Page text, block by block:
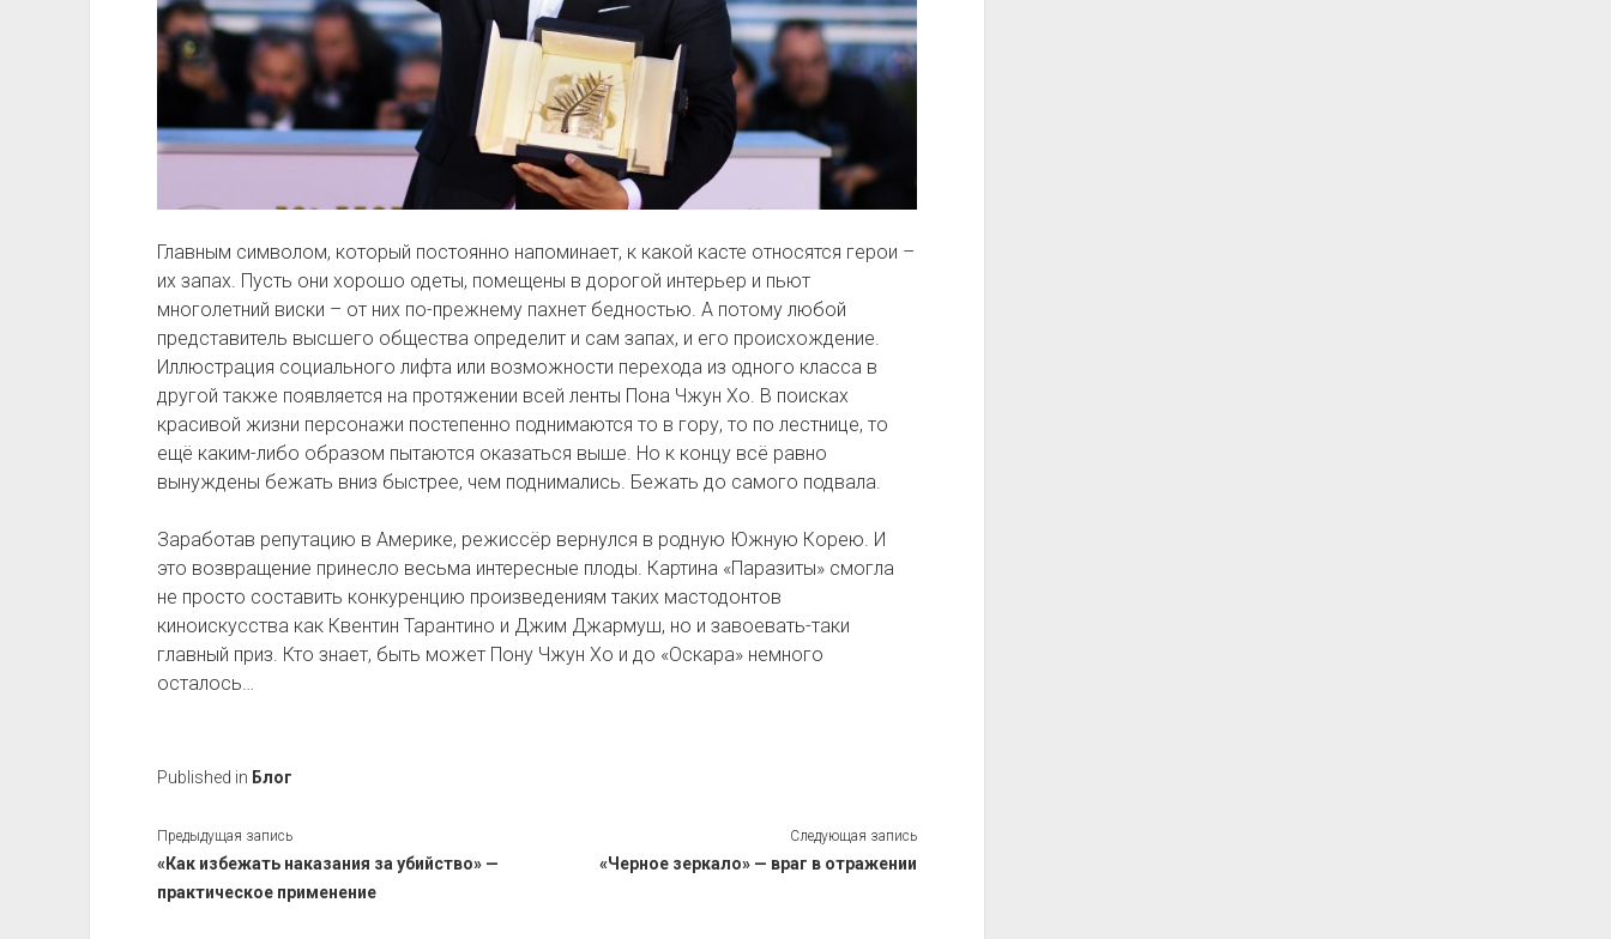
Главным символом, который постоянно напоминает, к какой касте относятся герои –
их запах. Пусть они хорошо одеты, помещены в дорогой интерьер и пьют
многолетний виски – от них по-прежнему пахнет бедностью. А потому любой
представитель высшего общества определит и сам запах, и его происхождение.
Иллюстрация социального лифта или возможности перехода из одного класса в
другой также появляется на протяжении всей ленты Пона Чжун Хо. В поисках
красивой жизни персонажи постепенно поднимаются то в гору, то по лестнице, то
ещё каким-либо образом пытаются оказаться выше. Но к концу всё равно
вынуждены бежать вниз быстрее, чем поднимались. Бежать до самого подвала.
Заработав репутацию в Америке, режиссёр вернулся в родную Южную Корею. И
это возвращение принесло весьма интересные плоды. Картина «Паразиты» смогла
не просто составить конкуренцию произведениям таких мастодонтов
киноискусства как Квентин Тарантино и Джим Джармуш, но и завоевать-таки
главный приз. Кто знает, быть может Пону Чжун Хо и до «Оскара» немного
осталось…
Published in Блог
Предыдущая запись
«Как избежать наказания за убийство» —
практическое применение
Следующая запись
«Черное зеркало» — враг в отражении